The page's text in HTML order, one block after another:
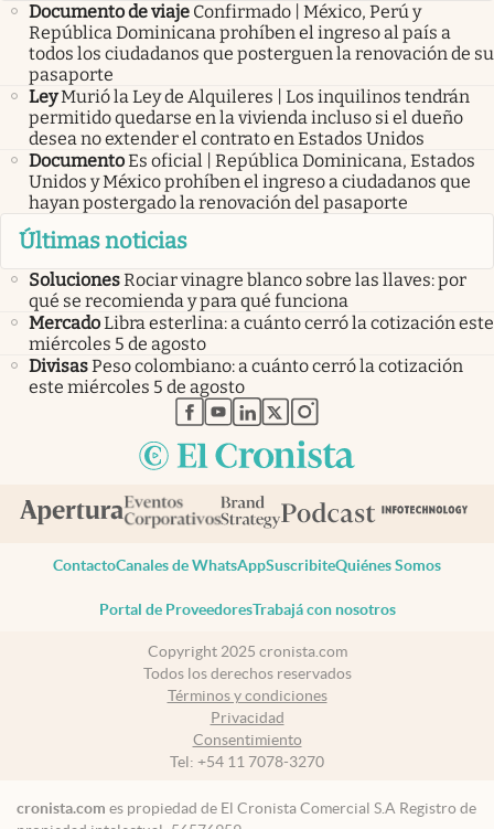
Documento de viaje Confirmado | México, Perú y
República Dominicana prohíben el ingreso al país a
todos los ciudadanos que posterguen la renovación de su
pasaporte
LeyMurió la Ley de Alquileres | Los inquilinos tendrán
permitido quedarse en la vivienda incluso si el dueño
desea no extender el contrato en Estados Unidos
DocumentoEs oficial | República Dominicana, Estados
Unidos y México prohíben el ingreso a ciudadanos que
hayan postergado la renovación del pasaporte
Últimas noticias
SolucionesRociar vinagre blanco sobre las llaves: por
qué se recomienda y para qué funciona
MercadoLibra esterlina: a cuánto cerró la cotización este
miércoles 5 de agosto
DivisasPeso colombiano: a cuánto cerró la cotización
este miércoles 5 de agosto
abre en nueva pestaña
abre en nueva pestaña
abre en nueva pestaña
abre en nueva pestaña
abre en nueva pestaña
ContactoCanales de WhatsAppSuscribiteQuiénes Somos
Portal de ProveedoresTrabajá con nosotros
Copyright 2025 cronista.com
Todos los derechos reservados
Términos y condiciones
Privacidad
Consentimiento
Tel: +54 11 7078-3270
cronista.com es propiedad de El Cronista Comercial S.A Registro de